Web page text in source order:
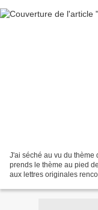
J'ai séché au vu du thème
prends le thème au pied
aux lettres originales